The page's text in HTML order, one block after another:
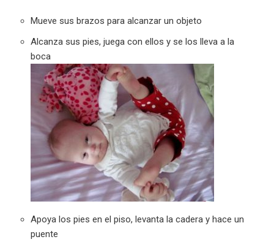
Mueve sus brazos para alcanzar un objeto
Alcanza sus pies, juega con ellos y se los lleva a la
boca
Apoya los pies en el piso, levanta la cadera y hace un
puente